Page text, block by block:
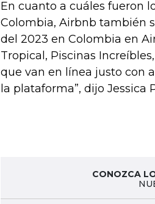
En cuanto a cuáles fueron
Colombia, Airbnb también
del 2023 en Colombia en
Tropical, Piscinas
que van en línea justo con
la plataforma”, dijo Jessica
CONOZCA